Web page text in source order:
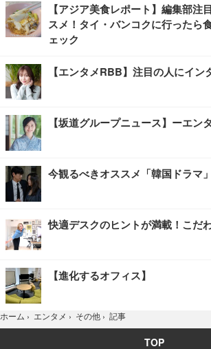
【アジア美食レポート】編集部注
スメ！タイ・バンコクに行ったら
ェック
【エンタメRBB】注目の人にイン
【坂道グループニュース】ーエン
今観るべきオススメ「韓国ドラマ」
快適デスクのヒントが満載！こだ
【進化するオフィス】
ホーム › エンタメ › その他 › 記事
TOP